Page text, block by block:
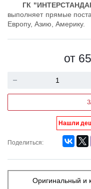
ГК
выполняет прямые
Европу, Азию, Америку.
от
Нашли
Поделиться:
Оригинальный и